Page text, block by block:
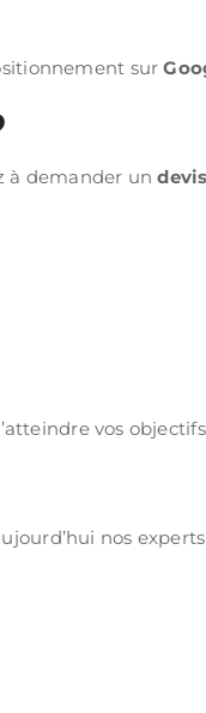
sur
à demander un
vos
nos